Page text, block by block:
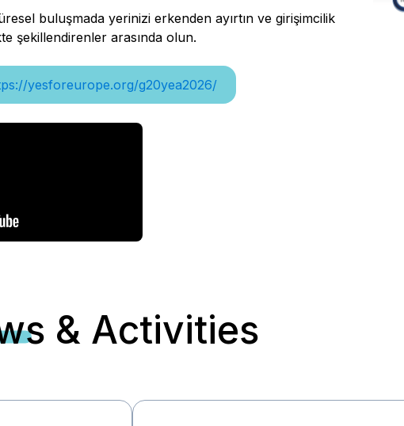
buluşmada yerinizi erkenden ayırtın ve girişimcilik
şekillendirenler arasında olun.
yesforeurope.org/g20yea2026/
& Activities